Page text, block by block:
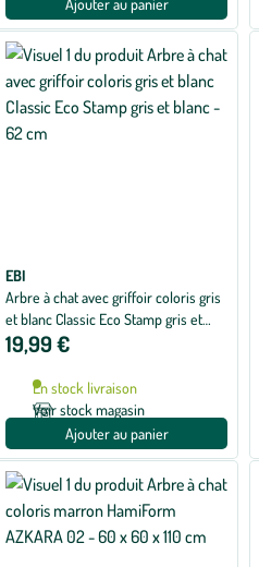
Ajouter au panier
EBI
Arbre à chat avec griffoir coloris gris
et blanc Classic Eco Stamp gris et
blanc - 62 cm
19,99 €
En stock livraison
Voir stock magasin
Ajouter au panier